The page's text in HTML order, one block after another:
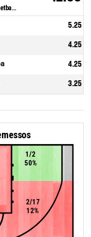
High Performance Basketball -15
5.25
4.25
4.25
3.25
2/17
12%
1/2
50%